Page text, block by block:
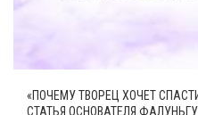
«ПОЧЕМУ ТВОРЕЦ ХОЧЕТ
СТАТЬЯ ОСНОВАТЕЛЯ